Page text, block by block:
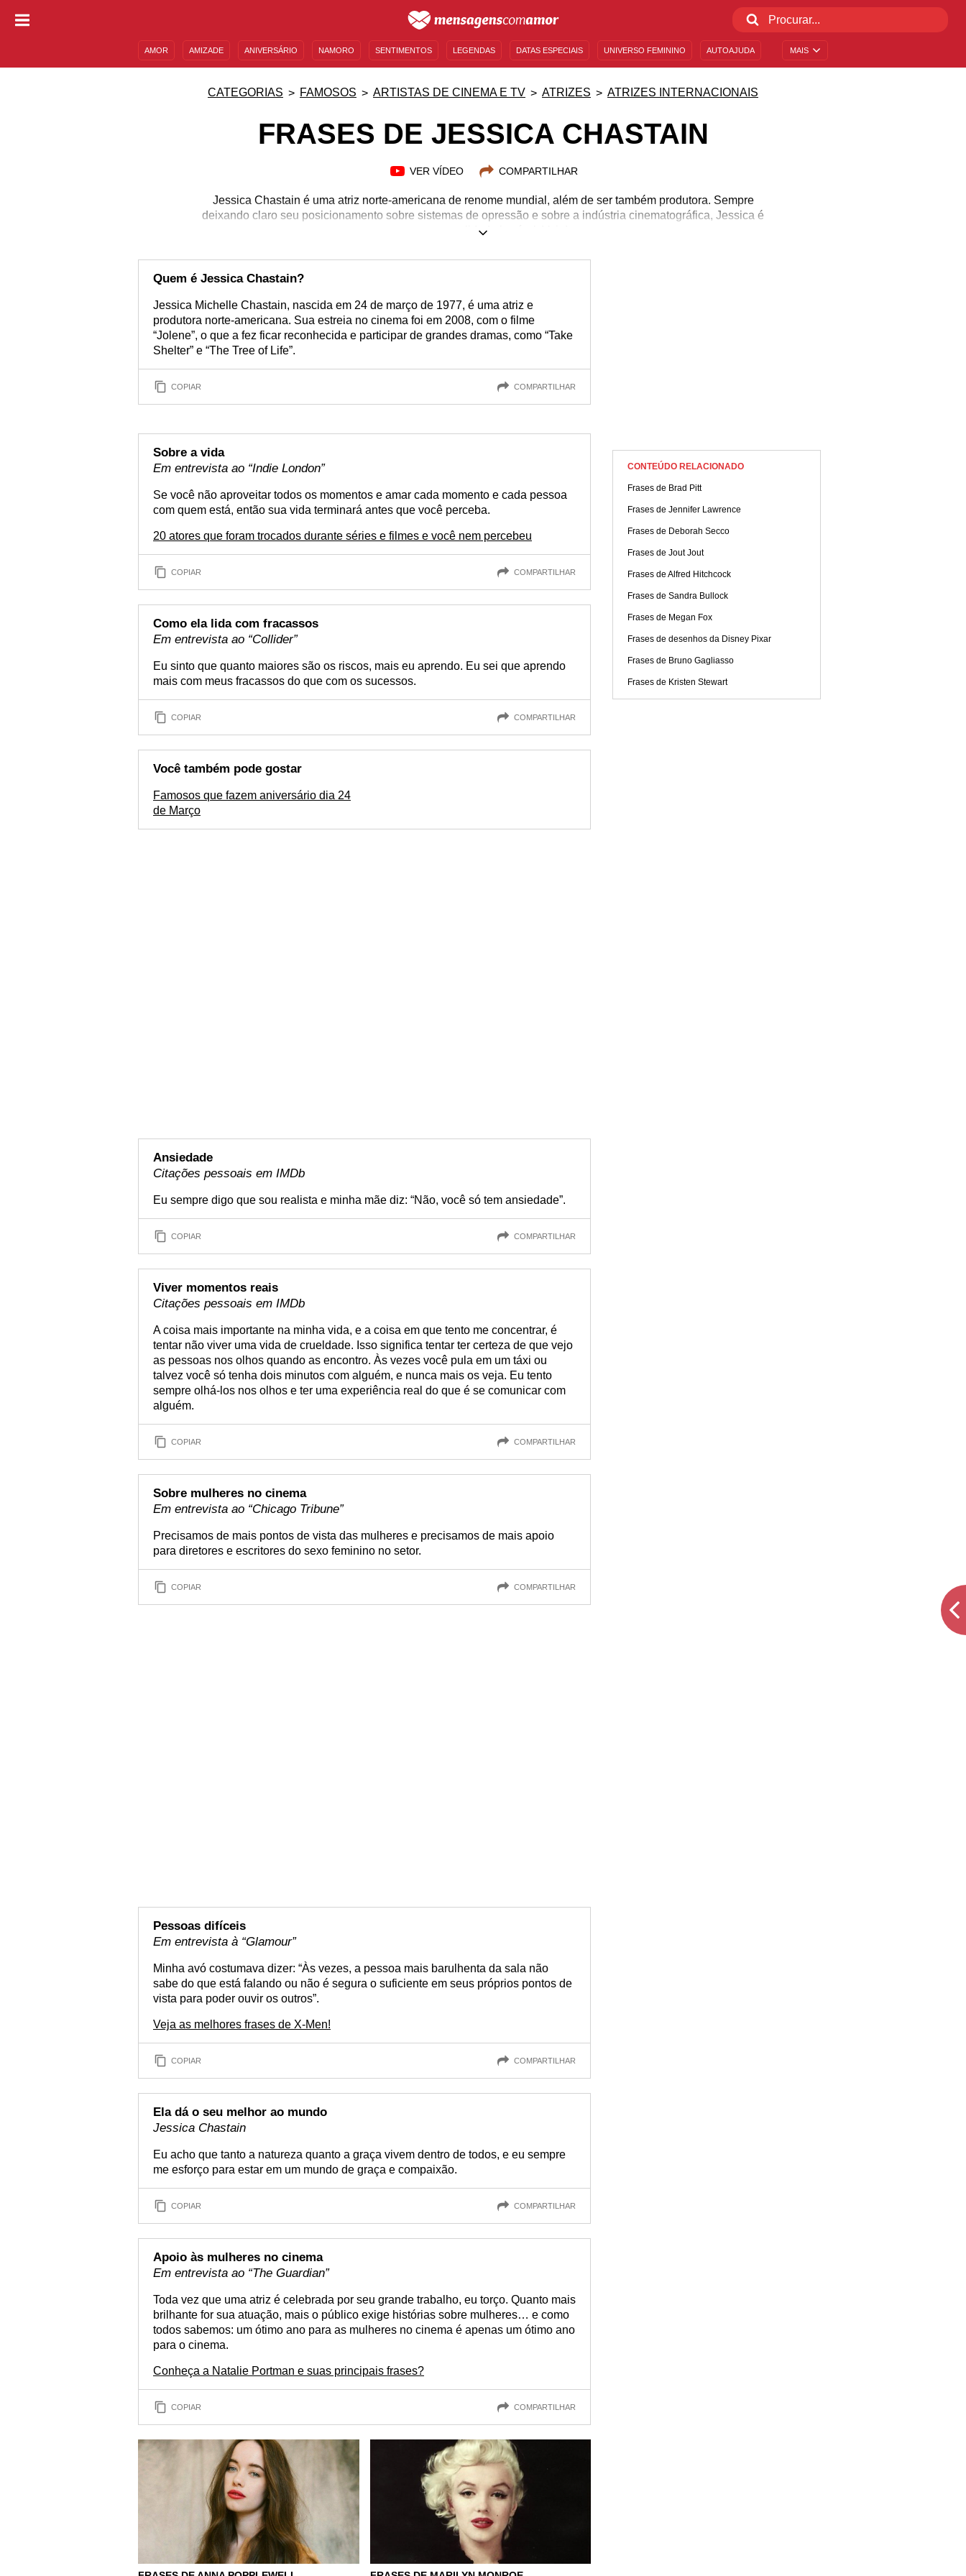
MAIS
AMOR AMIZADE ANIVERSÁRIO NAMORO SENTIMENTOS LEGENDAS DATAS ESPECIAIS UNIVERSO FEMININO AUTOAJUDA
CATEGORIAS FAMOSOS ARTISTAS DE CINEMA E TV ATRIZES ATRIZES INTERNACIONAIS
FRASES DE JESSICA CHASTAIN
VER VÍDEO COMPARTILHAR
Jessica Chastain é uma atriz norte-americana de renome mundial, além de ser também produtora. Sempre
deixando claro seu posicionamento sobre sistemas de opressão e sobre a indústria cinematográfica, Jessica é
uma personalidade incrível. Veja!
Quem é Jessica Chastain?
Jessica Michelle Chastain, nascida em 24 de março de 1977, é uma atriz e
produtora norte-americana. Sua estreia no cinema foi em 2008, com o filme
“Jolene”, o que a fez ficar reconhecida e participar de grandes dramas, como “Take
Shelter” e “The Tree of Life”.
COPIAR COMPARTILHAR
Sobre a vida
Em entrevista ao “Indie London”
Se você não aproveitar todos os momentos e amar cada momento e cada pessoa
com quem está, então sua vida terminará antes que você perceba.
20 atores que foram trocados durante séries e filmes e você nem percebeu
COPIAR COMPARTILHAR
Como ela lida com fracassos
Em entrevista ao “Collider”
Eu sinto que quanto maiores são os riscos, mais eu aprendo. Eu sei que aprendo
mais com meus fracassos do que com os sucessos.
COPIAR COMPARTILHAR
Você também pode gostar
Famosos que fazem aniversário dia 24
de Março
Ansiedade
Citações pessoais em IMDb
Eu sempre digo que sou realista e minha mãe diz: “Não, você só tem ansiedade”.
COPIAR COMPARTILHAR
Viver momentos reais
Citações pessoais em IMDb
A coisa mais importante na minha vida, e a coisa em que tento me concentrar, é
tentar não viver uma vida de crueldade. Isso significa tentar ter certeza de que vejo
as pessoas nos olhos quando as encontro. Às vezes você pula em um táxi ou
talvez você só tenha dois minutos com alguém, e nunca mais os veja. Eu tento
sempre olhá-los nos olhos e ter uma experiência real do que é se comunicar com
alguém.
COPIAR COMPARTILHAR
Sobre mulheres no cinema
Em entrevista ao “Chicago Tribune”
Precisamos de mais pontos de vista das mulheres e precisamos de mais apoio
para diretores e escritores do sexo feminino no setor.
COPIAR COMPARTILHAR
Pessoas difíceis
Em entrevista à “Glamour”
Minha avó costumava dizer: “Às vezes, a pessoa mais barulhenta da sala não
sabe do que está falando ou não é segura o suficiente em seus próprios pontos de
vista para poder ouvir os outros”.
Veja as melhores frases de X-Men!
COPIAR COMPARTILHAR
Ela dá o seu melhor ao mundo
Jessica Chastain
Eu acho que tanto a natureza quanto a graça vivem dentro de todos, e eu sempre
me esforço para estar em um mundo de graça e compaixão.
COPIAR COMPARTILHAR
Apoio às mulheres no cinema
Em entrevista ao “The Guardian”
Toda vez que uma atriz é celebrada por seu grande trabalho, eu torço. Quanto mais
brilhante for sua atuação, mais o público exige histórias sobre mulheres… e como
todos sabemos: um ótimo ano para as mulheres no cinema é apenas um ótimo ano
para o cinema.
Conheça a Natalie Portman e suas principais frases?
COPIAR COMPARTILHAR
CONTEÚDO RELACIONADO
Frases de Brad Pitt
Frases de Jennifer Lawrence
Frases de Deborah Secco
Frases de Jout Jout
Frases de Alfred Hitchcock
Frases de Sandra Bullock
Frases de Megan Fox
Frases de desenhos da Disney Pixar
Frases de Bruno Gagliasso
Frases de Kristen Stewart